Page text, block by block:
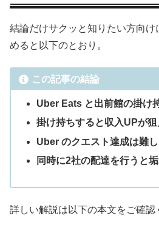
結論だけサクッと知りたい方向け
めると以下のとおり。
この記事の結論
Uber Eats と出前館の掛け
掛け持ちすると収入UPが
Uber のクエスト達成は難
同時に2社の配達を行うと
詳しい解説は以下の本文をご確認